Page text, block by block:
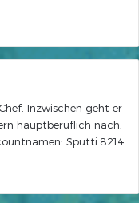
Inzwischen geht er
hauptberuflich nach.
Sputti.8214